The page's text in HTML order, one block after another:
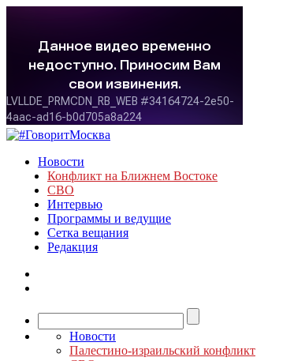
Новости
Конфликт на Ближнем Востоке
СВО
Интервью
Программы и ведущие
Сетка вещания
Редакция
Новости
Палестино-израильский конфликт